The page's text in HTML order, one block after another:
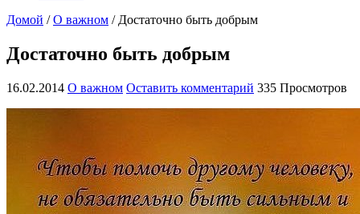
Домой / О важном / Достаточно быть добрым
Достаточно быть добрым
16.02.2014 О важном Оставить комментарий 335 Просмотров